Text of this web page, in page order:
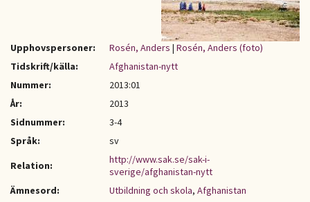
Upphovspersoner: Rosén, Anders | Rosén, Anders (foto)
Tidskrift/källa:
Afghanistan-nytt
Nummer:
2013:01
År:
2013
Sidnummer:
3-4
Språk:
sv
Relation:
http://www.sak.se/sak-i-
sverige/afghanistan-nytt
Ämnesord:
Utbildning och skola, Afghanistan